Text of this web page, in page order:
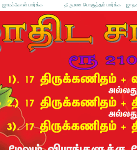
ஜாமக்கோள் பார்க்க திருமண பொருத்தம் பார்க்க